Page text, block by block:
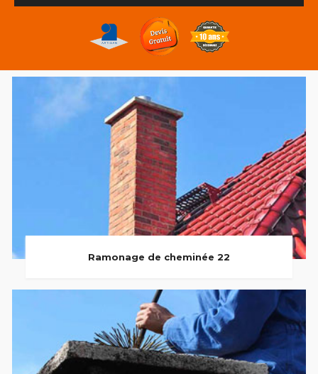
Ramonage de cheminée 22